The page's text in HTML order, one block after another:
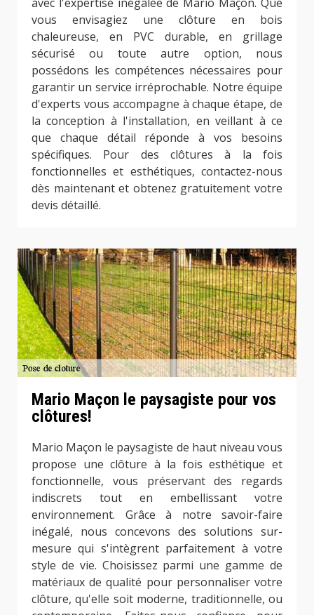
vous envisagiez une clôture en bois
chaleureuse, en PVC durable, en grillage
sécurisé ou toute autre option, nous
possédons les compétences nécessaires pour
garantir un service irréprochable. Notre équipe
d'experts vous accompagne à chaque étape, de
la conception à l'installation, en veillant à ce
que chaque détail réponde à vos besoins
spécifiques. Pour des clôtures à la fois
fonctionnelles et esthétiques, contactez-nous
dès maintenant et obtenez gratuitement votre
devis détaillé.
Mario Maçon le paysagiste pour vos
clôtures!
Mario Maçon le paysagiste de haut niveau vous
propose une clôture à la fois esthétique et
fonctionnelle, vous préservant des regards
indiscrets tout en embellissant votre
environnement. Grâce à notre savoir-faire
inégalé, nous concevons des solutions sur-
mesure qui s'intègrent parfaitement à votre
style de vie. Choisissez parmi une gamme de
matériaux de qualité pour personnaliser votre
clôture, qu'elle soit moderne, traditionnelle, ou